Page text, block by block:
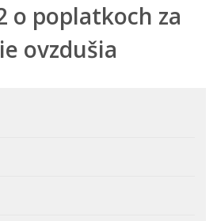
NARIADENIA
o poplatkoch za
ovzdušia